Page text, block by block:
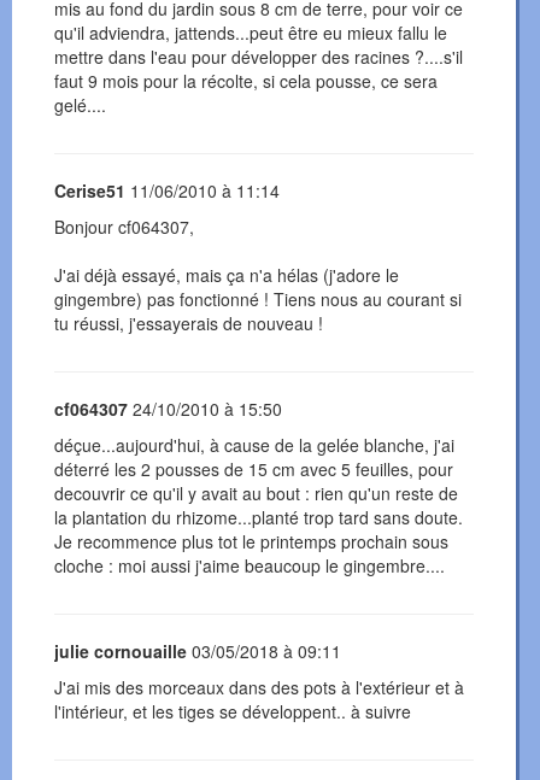
mis au fond du jardin sous 8 cm de terre, pour voir ce
qu'il adviendra, jattends...peut être eu mieux fallu le
mettre dans l'eau pour développer des racines ?....s'il
faut 9 mois pour la récolte, si cela pousse, ce sera
gelé....
Cerise51 11/06/2010 à 11:14
Bonjour cf064307,
J'ai déjà essayé, mais ça n'a hélas (j'adore le
gingembre) pas fonctionné ! Tiens nous au courant si
tu réussi, j'essayerais de nouveau !
cf064307 24/10/2010 à 15:50
déçue...aujourd'hui, à cause de la gelée blanche, j'ai
déterré les 2 pousses de 15 cm avec 5 feuilles, pour
decouvrir ce qu'il y avait au bout : rien qu'un reste de
la plantation du rhizome...planté trop tard sans doute.
Je recommence plus tot le printemps prochain sous
cloche : moi aussi j'aime beaucoup le gingembre....
julie cornouaille 03/05/2018 à 09:11
J'ai mis des morceaux dans des pots à l'extérieur et à
l'intérieur, et les tiges se développent.. à suivre